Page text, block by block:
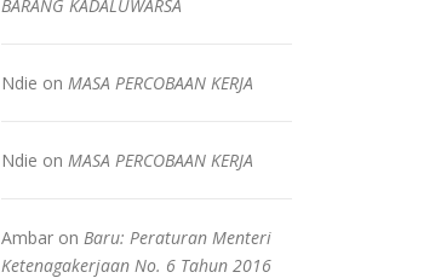
BARANG KADALUWARSA
Ndie on MASA PERCOBAAN KERJA
Ndie on MASA PERCOBAAN KERJA
Ambar on Baru: Peraturan Menteri
Ketenagakerjaan No. 6 Tahun 2016